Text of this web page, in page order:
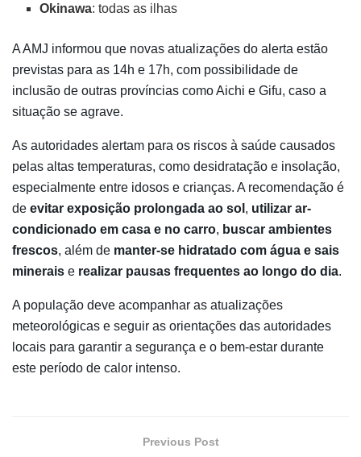
Okinawa: todas as ilhas
A AMJ informou que novas atualizações do alerta estão
previstas para as 14h e 17h, com possibilidade de
inclusão de outras províncias como Aichi e Gifu, caso a
situação se agrave.
As autoridades alertam para os riscos à saúde causados
pelas altas temperaturas, como desidratação e insolação,
especialmente entre idosos e crianças. A recomendação é
de evitar exposição prolongada ao sol , utilizar ar-
condicionado em casa e no carro, buscar ambientes
frescos, além de manter-se hidratado com água e sais
minerais e realizar pausas frequentes ao longo do dia.
A população deve acompanhar as atualizações
meteorológicas e seguir as orientações das autoridades
locais para garantir a segurança e o bem-estar durante
este período de calor intenso.
Previous Post